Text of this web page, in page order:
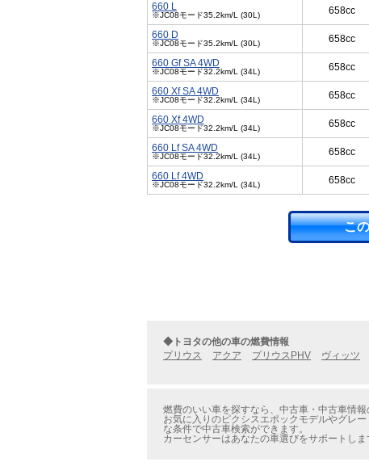
660 L
※JC08モード35.2km/L (30L) 658cc
660 D
※JC08モード35.2km/L (30L) 658cc
660 Gf SA 4WD
※JC08モード32.2km/L (34L) 658cc
660 Xf SA 4WD
※JC08モード32.2km/L (34L) 658cc
660 Xf 4WD
※JC08モード32.2km/L (34L) 658cc
660 Lf SA 4WD
※JC08モード32.2km/L (34L) 658cc
660 Lf 4WD
※JC08モード32.2km/L (34L) 658cc
こ
◆トヨタの他の車の燃費情報
プリウス
アクア プリウスPHV ヴィッツ
燃費のいい車を探すなら、中古車・中古車情
お気に入りのピクシスエポックモデルやグレ
な条件で中古車検索ができます。
カーセンサーはあなたの車選びをサポートしま